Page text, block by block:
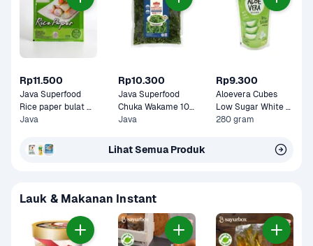
Rp11.500
Java Superfood
Rice paper bulat
100 gram
Java
Rp10.300
Java Superfood
Chuka Wakame 100
gram
Java
Rp9.300
Aloevera Cubes
Low Sugar White
280 gram
Lihat Semua Produk
Lauk & Makanan Instant